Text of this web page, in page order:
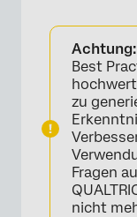
Achtung:
Best
zu
Fragen
nicht